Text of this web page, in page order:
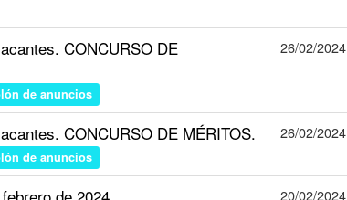
CONCURSO DE
de anuncios
26/02/2024
CONCURSO DE MÉRITOS.
de anuncios
26/02/2024
20/02/2024